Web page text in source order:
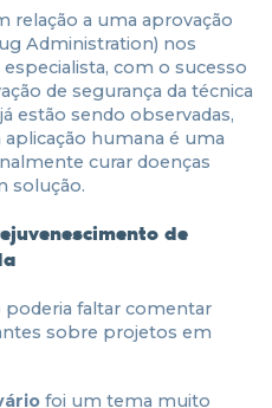
relação a uma aprovação
Administration) nos
com o sucesso
de segurança da técnica
estão sendo observadas,
humana é uma
curar doenças
solução.
de
poderia faltar comentar
sobre projetos em
foi um tema muito